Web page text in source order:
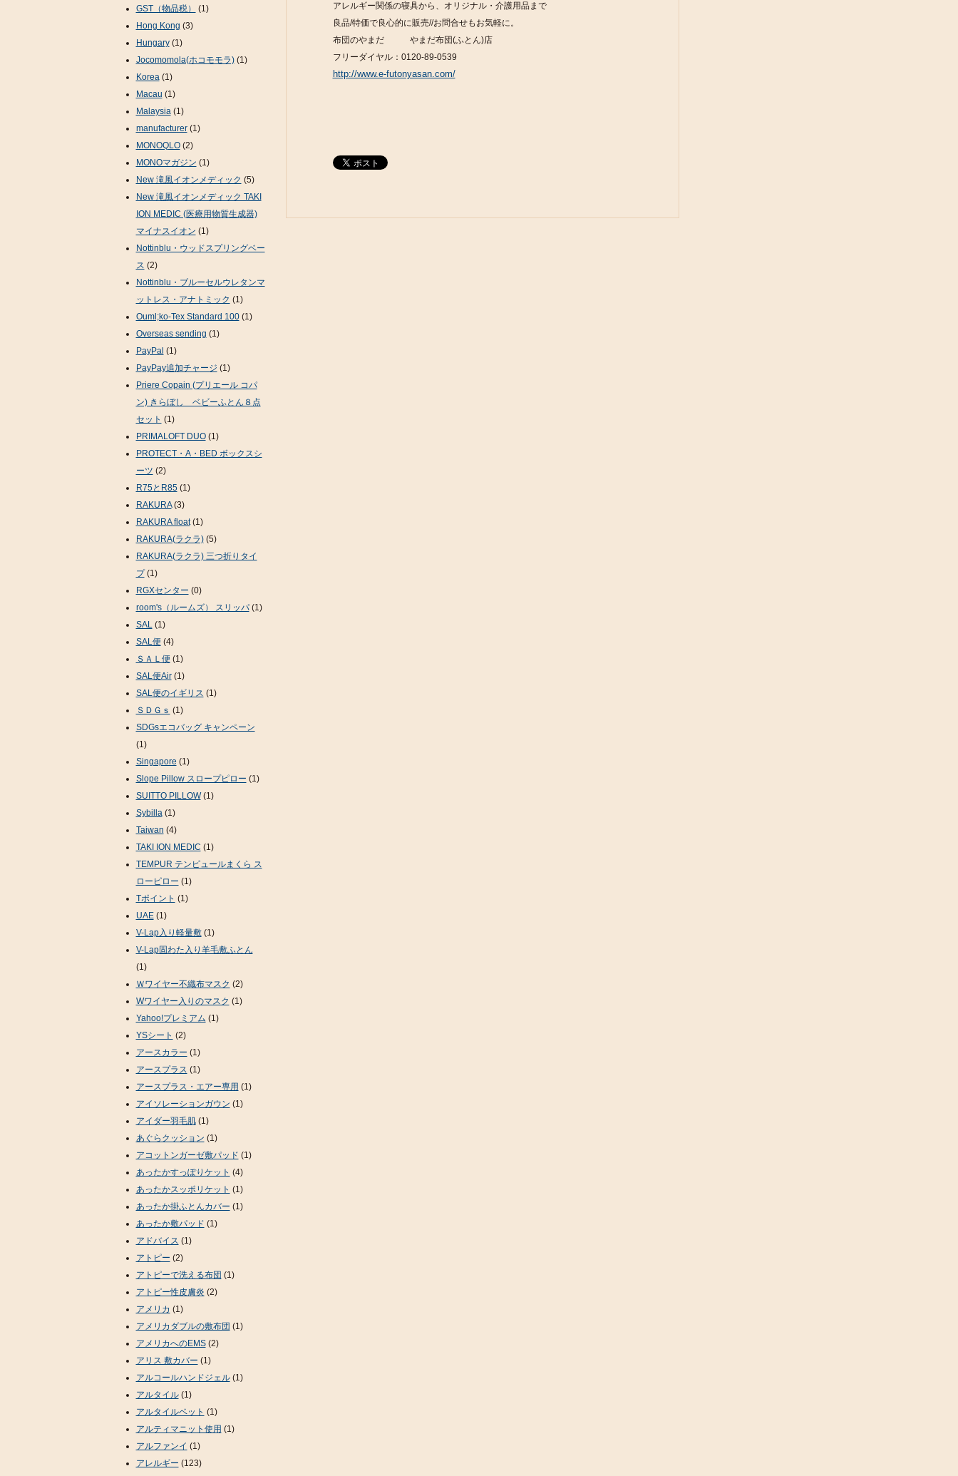
アレルギー関係の寝具から、オリジナル・介護用品まで
良品/特価で良心的に販売//お問合せもお気軽に。
布団のやまだ やまだ布団(ふとん)店
フリーダイヤル：0120-89-0539
http://www.e-futonyasan.com/
GST（物品税）
(1)
Hong Kong (3)
Hungary(1)
Jocomomola(ホコモモラ)(1)
Korea(1)
Macau (1)
Malaysia(1)
manufacturer(1)
MONOQLO(2)
MONOマガジン (1)
New 滝風イオンメディック (5)
New 滝風イオンメディック TAKI
ION MEDIC (医療用物質生成器)
マイナスイオン (1)
Nottinblu・ウッドスプリングベー
ス (2)
Nottinblu・ブルーセルウレタンマ
ットレス・アナトミック (1)
Ouml;ko-Tex Standard 100(1)
Overseas sending (1)
PayPal (1)
PayPay追加チャージ (1)
Priere Copain (プリエール コパ
ン) きらぼし ベビーふとん８点
セット (1)
PRIMALOFT DUO(1)
PROTECT・A・BED ボックスシ
ーツ (2)
R75とR85(1)
RAKURA(3)
RAKURA float(1)
RAKURA(ラクラ)(5)
RAKURA(ラクラ) 三つ折りタイ
プ(1)
RGXセンター (0)
room's（ルームズ） スリッパ(1)
SAL(1)
SAL便(4)
ＳＡＬ便(1)
SAL便Air(1)
SAL便のイギリス (1)
ＳＤＧｓ (1)
SDGsエコバッグ キャンペーン
(1)
Singapore (1)
Slope Pillow スロープピロー (1)
SUITTO PILLOW(1)
Sybilla(1)
Taiwan (4)
TAKI ION MEDIC (1)
TEMPUR テンピュールまくら ス
ローピロー (1)
Tポイント (1)
UAE(1)
V-Lap入り軽量敷(1)
V-Lap固わた入り羊毛敷ふとん
(1)
Ｗワイヤー不織布マスク (2)
Wワイヤー入りのマスク (1)
Yahoo!プレミアム (1)
YSシート (2)
アースカラー (1)
アースプラス (1)
アースプラス・エアー専用 (1)
アイソレーションガウン (1)
アイダー羽毛肌(1)
あぐらクッション (1)
アコットンガーゼ敷パッド (1)
あったかすっぽりケット (4)
あったかスッポリケット (1)
あったか掛ふとんカバー (1)
あったか敷パッド (1)
アドバイス (1)
アトピー (2)
アトピーで洗える布団 (1)
アトピー性皮膚炎 (2)
アメリカ (1)
アメリカダブルの敷布団 (1)
アメリカへのEMS(2)
アリス 敷カバー (1)
アルコールハンドジェル(1)
アルタイル(1)
アルタイルベット (1)
アルティマニット使用 (1)
アルファンイ (1)
アレルギー (123)